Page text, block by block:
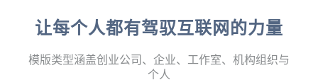
让每个人都有驾驭互联网的力量
模版类型涵盖创业公司、企业、工作室、机构组织与
个人